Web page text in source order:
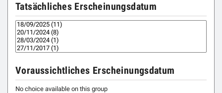
Tatsächliches Erscheinungsdatum
Voraussichtliches Erscheinungsdatum
No choice available on this group